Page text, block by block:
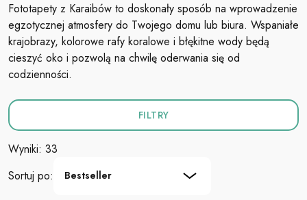
Fototapety z Karaibów to doskonały sposób na wprowadzenie
egzotycznej atmosfery do Twojego domu lub biura. Wspaniałe
krajobrazy, kolorowe rafy koralowe i błękitne wody będą
cieszyć oko i pozwolą na chwilę oderwania się od
codzienności.
FILTRY
Wyniki: 33
Sortuj po:
Bestseller